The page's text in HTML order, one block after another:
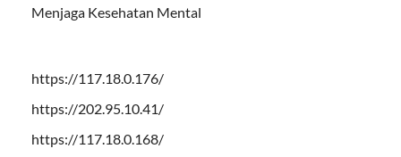
Menjaga Kesehatan Mental
https://117.18.0.176/
https://202.95.10.41/
https://117.18.0.168/